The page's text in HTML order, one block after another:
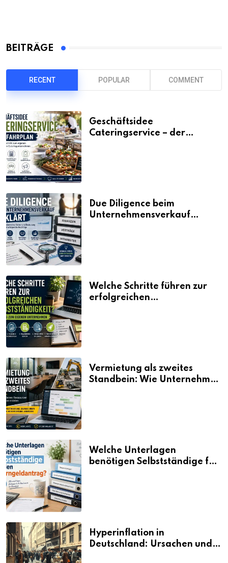
BEITRÄGE
RECENT POPULAR COMMENT
Geschäftsidee
Cateringservice – der
Due Diligence beim
Unternehmensverkauf
Welche Schritte führen zur
erfolgreichen
Vermietung als zweites
Standbein: Wie Unternehmen
Welche Unterlagen
benötigen Selbstständige für
Hyperinflation in
Deutschland: Ursachen und